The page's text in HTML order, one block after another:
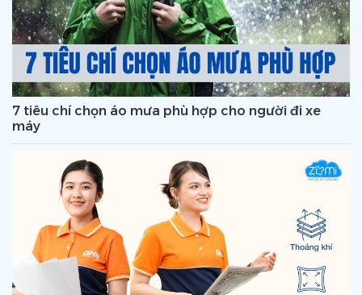
7 tiêu chí chọn áo mưa phù hợp cho người đi xe
máy